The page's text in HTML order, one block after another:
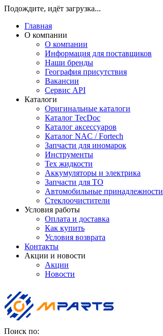
Подождите, идёт загрузка...
Главная
О компании
О компании
Информация для поставщиков
Наши бренды
География присутствия
Вакансии
Сервис API
Каталоги
Оригинальные каталоги
Каталог TecDoc
Каталог аксессуаров
Каталог NAC / Fortech
Запчасти для иномарок
Инструменты
Тех жидкости
Аккумуляторы и электрика
Запчасти для ТО
Автомобильные принадлежности
Стеклоочистители
Условия работы
Оплата и доставка
Как купить
Условия возврата
Контакты
Акции и новости
Акции
Новости
Поиск по: